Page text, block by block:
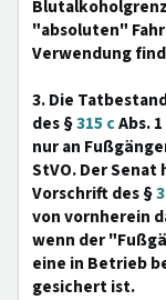
"absoluten"
Verwendung
3. Die
des §315 cAbs.
nur an
StVO. Der
Vorschrift des §
von vornherein
wenn der
eine in Betrieb
gesichert ist.